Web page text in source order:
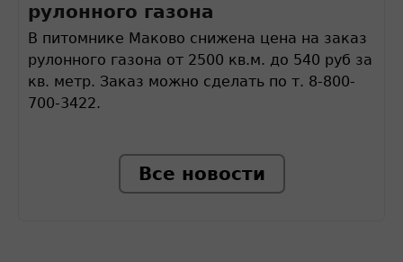
рулонного газона
В питомнике Маково снижена цена на заказ
рулонного газона от 2500 кв.м. до 540 руб за
кв. метр. Заказ можно сделать по т. 8-800-
700-3422.
Все новости